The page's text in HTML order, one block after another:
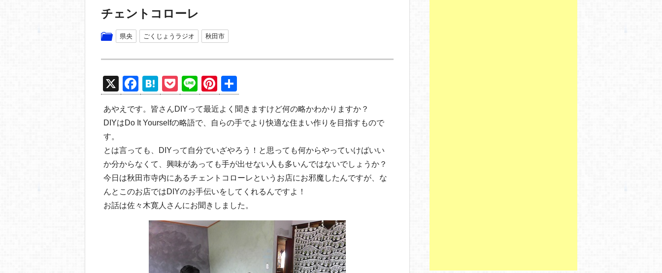
チェントコローレ
県央 ごくじょうラジオ 秋田市
X
F
a
c
e
b
o
o
k
H
at
e
n
a
P
o
ck
et
Li
n
e
Pi
nt
er
e
st
有
あやえです。皆さんDIYって最近よく聞きますけど何の略かわかりますか？
DIYはDo It Yourselfの略語で、自らの手でより快適な住まい作りを目指すもので
す。
とは言っても、DIYって自分でいざやろう！と思っても何からやっていけばいい
か分からなくて、興味があっても手が出せない人も多いんではないでしょうか？
今日は秋田市寺内にあるチェントコローレというお店にお邪魔したんですが、な
んとこのお店ではDIYのお手伝いをしてくれるんですよ！
お話は佐々木寛人さんにお聞きしました。